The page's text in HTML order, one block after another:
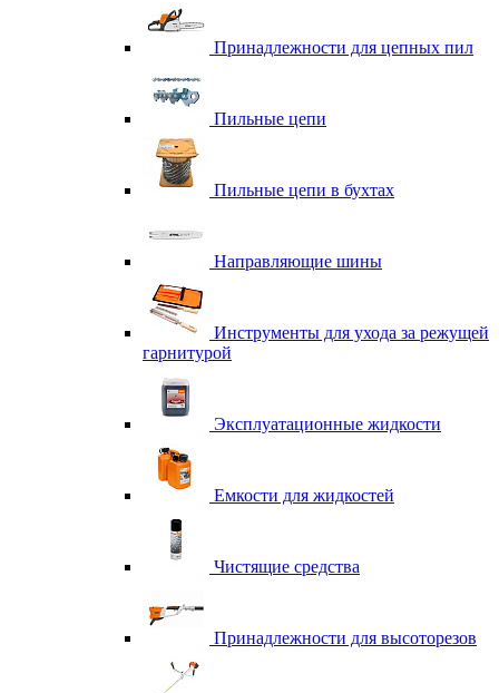
Принадлежности для цепных пил
Пильные цепи
Пильные цепи в бухтах
Направляющие шины
Инструменты для ухода за режущей
гарнитурой
Эксплуатационные жидкости
Емкости для жидкостей
Чистящие средства
Принадлежности для высоторезов